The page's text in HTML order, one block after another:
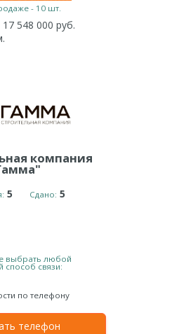
- 10 шт.
548 000 руб.
компания
5 Сдано: 5
выбрать любой
способ связи:
по телефону
телефон